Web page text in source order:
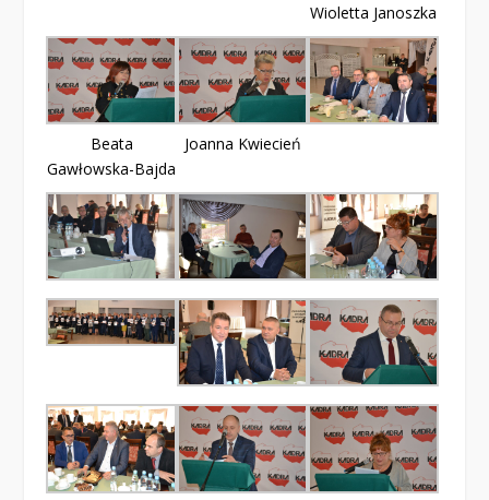
Wioletta Janoszka
Beata
Gawłowska-Bajda
Joanna Kwiecień